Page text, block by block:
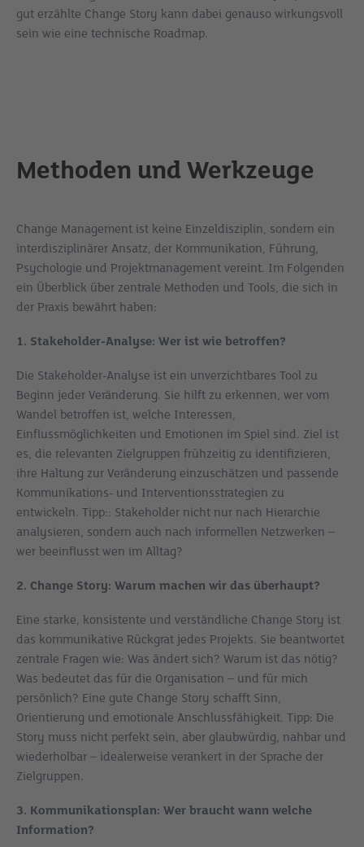
gut erzählte Change Story kann dabei genauso wirkungsvoll
sein wie eine technische Roadmap.
Methoden und Werkzeuge
Change Management ist keine Einzeldisziplin, sondern ein
interdisziplinärer Ansatz, der Kommunikation, Führung,
Psychologie und Projektmanagement vereint. Im Folgenden
ein Überblick über zentrale Methoden und Tools, die sich in
der Praxis bewährt haben:
1. Stakeholder-Analyse: Wer ist wie betroffen?
Die Stakeholder-Analyse ist ein unverzichtbares Tool zu
Beginn jeder Veränderung. Sie hilft zu erkennen, wer vom
Wandel betroffen ist, welche Interessen,
Einflussmöglichkeiten und Emotionen im Spiel sind. Ziel ist
es, die relevanten Zielgruppen frühzeitig zu identifizieren,
ihre Haltung zur Veränderung einzuschätzen und passende
Kommunikations- und Interventionsstrategien zu
entwickeln. Tipp:: Stakeholder nicht nur nach Hierarchie
analysieren, sondern auch nach informellen Netzwerken –
wer beeinflusst wen im Alltag?
2. Change Story: Warum machen wir das überhaupt?
Eine starke, konsistente und verständliche Change Story ist
das kommunikative Rückgrat jedes Projekts. Sie beantwortet
zentrale Fragen wie: Was ändert sich? Warum ist das nötig?
Was bedeutet das für die Organisation – und für mich
persönlich? Eine gute Change Story schafft Sinn,
Orientierung und emotionale Anschlussfähigkeit. Tipp: Die
Story muss nicht perfekt sein, aber glaubwürdig, nahbar und
wiederholbar – idealerweise verankert in der Sprache der
Zielgruppen.
3. Kommunikationsplan: Wer braucht wann welche
Information?